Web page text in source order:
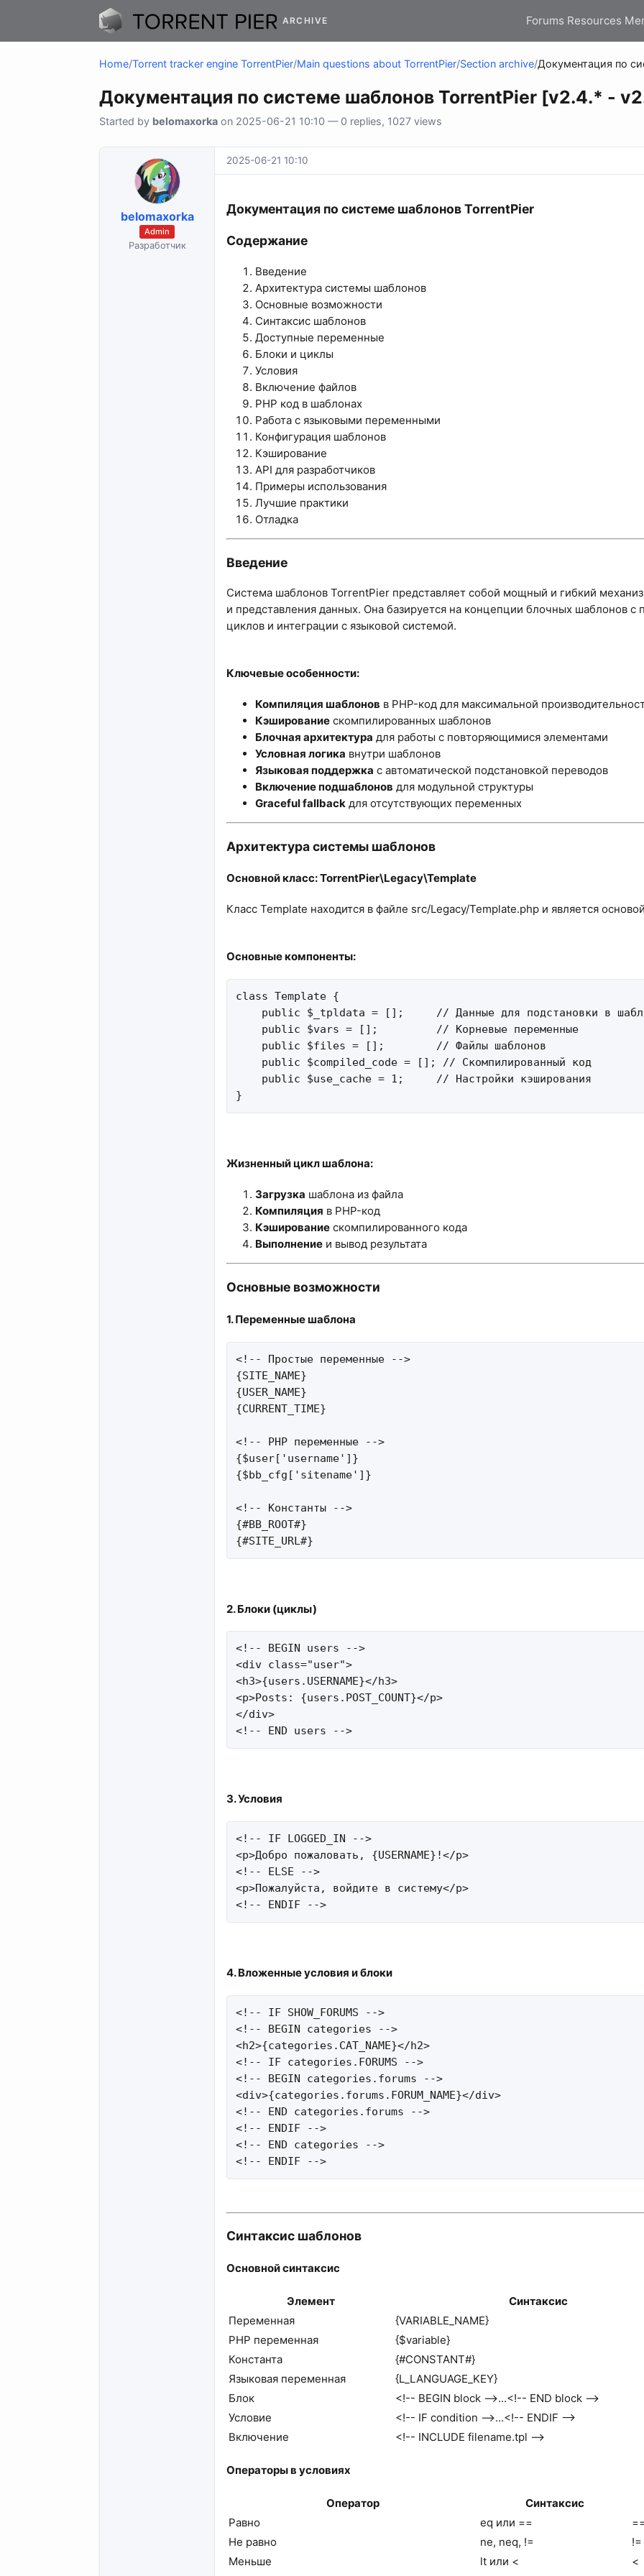
ARCHIVE Forums Resources
Home/Torrent tracker engine TorrentPier/Main questions about TorrentPier/Section archive/Документация по
Документация по системе шаблонов TorrentPier [v2.4.* -
Started by belomaxorka on 2025-06-21 10:10 — 0 replies, 1027 views
belomaxorka
Admin
Разработчик
2025-06-21 10:10
Документация по системе шаблонов TorrentPier​
Содержание​
Введение
Архитектура системы шаблонов
Основные возможности
Синтаксис шаблонов
Доступные переменные
Блоки и циклы
Условия
Включение файлов
PHP код в шаблонах
Работа с языковыми переменными
Конфигурация шаблонов
Кэширование
API для разработчиков
Примеры использования
Лучшие практики
Отладка
Введение​
Система шаблонов TorrentPier представляет собой мощный и гибкий
и представления данных. Она базируется на концепции блочных шаблонов с
циклов и интеграции с языковой системой.
Ключевые особенности:​
Компиляция шаблонов в PHP-код для максимальной
Кэширование скомпилированных шаблонов
Блочная архитектура для работы с повторяющимися элементами
Условная логика внутри шаблонов
Языковая поддержка с автоматической подстановкой переводов
Включение подшаблонов для модульной структуры
Graceful fallback для отсутствующих переменных
Архитектура системы шаблонов​
Основной класс: TorrentPier\Legacy\Template​
Класс Template находится в файле src/Legacy/Template.php и является
Основные компоненты:​
class Template {
public $_tpldata = [];     // Данные для подстановки в
    public $vars = [];         // Корневые переменные
    public $files = [];        // Файлы шаблонов
    public $compiled_code = []; // Скомпилированный код
    public $use_cache = 1;     // Настройки кэширования
}
Жизненный цикл шаблона:​
Загрузка шаблона из файла
Компиляция в PHP-код
Кэширование скомпилированного кода
Выполнение и вывод результата
Основные возможности​
1. Переменные шаблона​
<!-- Простые переменные -->
{SITE_NAME}
{USER_NAME}
{CURRENT_TIME}
<!-- PHP переменные -->
{$user['username']}
{$bb_cfg['sitename']}
<!-- Константы -->
{#BB_ROOT#}
{#SITE_URL#}
2. Блоки (циклы)​
<!-- BEGIN users -->
<div class="user">
<h3>{users.USERNAME}</h3>
<p>Posts: {users.POST_COUNT}</p>
</div>
<!-- END users -->
3. Условия​
<!-- IF LOGGED_IN -->
<p>Добро пожаловать, {USERNAME}!</p>
<!-- ELSE -->
<p>Пожалуйста, войдите в систему</p>
<!-- ENDIF -->
4. Вложенные условия и блоки​
<!-- IF SHOW_FORUMS -->
<!-- BEGIN categories -->
<h2>{categories.CAT_NAME}</h2>
<!-- IF categories.FORUMS -->
<!-- BEGIN categories.forums -->
<div>{categories.forums.FORUM_NAME}</div>
<!-- END categories.forums -->
<!-- ENDIF -->
<!-- END categories -->
<!-- ENDIF -->
Синтаксис шаблонов​
Основной синтаксис​
Элемент
Синтаксис
Переменная
{VARIABLE_NAME}
PHP переменная
{$variable}
Константа
{#CONSTANT#}
Языковая переменная
{L_LANGUAGE_KEY}
Блок
<!-- BEGIN block -->...<!-- END block -->
Условие
<!-- IF condition -->...<!-- ENDIF -->
Включение
<!-- INCLUDE filename.tpl -->
Операторы в условиях​
Оператор
Синтаксис
Равно
eq или ==
Не равно
ne, neq, !=
!=
Меньше
lt или <
<